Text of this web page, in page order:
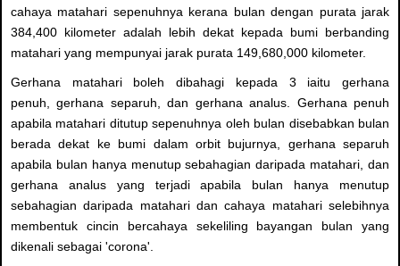
cahaya matahari sepenuhnya kerana bulan dengan purata jarak
384,400 kilometer adalah lebih dekat kepada bumi berbanding
matahari yang mempunyai jarak purata 149,680,000 kilometer.
Gerhana matahari boleh dibahagi kepada 3 iaitu gerhana
penuh, gerhana separuh, dan gerhana analus. Gerhana penuh
apabila matahari ditutup sepenuhnya oleh bulan disebabkan bulan
berada dekat ke bumi dalam orbit bujurnya, gerhana separuh
apabila bulan hanya menutup sebahagian daripada matahari, dan
gerhana analus yang terjadi apabila bulan hanya menutup
sebahagian daripada matahari dan cahaya matahari selebihnya
membentuk cincin bercahaya sekeliling bayangan bulan yang
dikenali sebagai 'corona'.